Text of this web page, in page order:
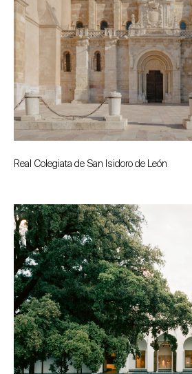
Real Colegiata de San Isidoro de León